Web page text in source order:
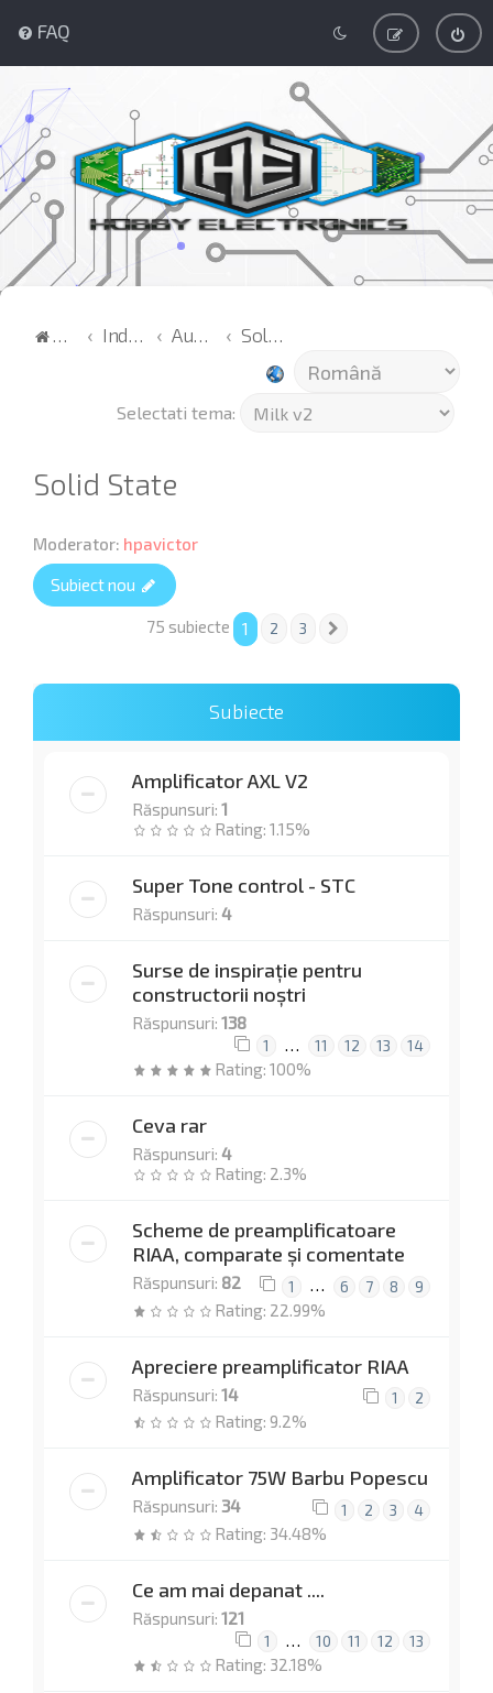
FAQ
Acasă Index Audio Solid State
Selectati tema:
Solid State
Moderator: hpavictor
Subiect nou
75 subiecte 1 2 3
Subiecte
Amplificator AXL V2
Răspunsuri: 1
Rating: 1.15%
Super Tone control - STC
Răspunsuri: 4
Surse de inspirație pentru
constructorii noștri
Răspunsuri: 138
1 … 11 12 13 14
Rating: 100%
Ceva rar
Răspunsuri: 4
Rating: 2.3%
Scheme de preamplificatoare
RIAA, comparate şi comentate
Răspunsuri: 82 1 … 6 7 8 9
Rating: 22.99%
Apreciere preamplificator RIAA
Răspunsuri: 14 1 2
Rating: 9.2%
Amplificator 75W Barbu Popescu
Răspunsuri: 34 1 2 3 4
Rating: 34.48%
Ce am mai depanat ....
Răspunsuri: 121
1 … 10 11 12 13
Rating: 32.18%